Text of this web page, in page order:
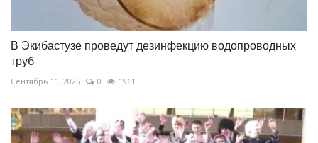
В Экибастузе проведут дезинфекцию водопроводных
труб
Сентябрь 11, 2025 0 1961